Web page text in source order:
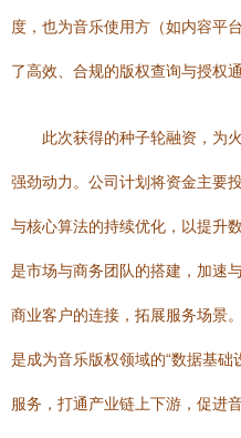
度，也为音乐使用方（如内容平
了高效、合规的版权查询与授权
此次获得的种子轮融资，为
强劲动力。公司计划将资金主要
与核心算法的持续优化，以提升
是市场与商务团队的搭建，加速
商业客户的连接，拓展服务场景
是成为音乐版权领域的“数据基
服务，打通产业链上下游，促进